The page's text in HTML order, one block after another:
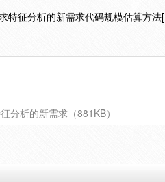
特征分析的新需求代码规模估算方
分析的新需求（881KB）